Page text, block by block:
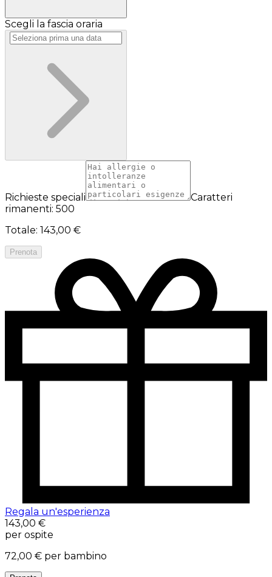
Scegli la fascia oraria
Richieste speciali
Caratteri
rimanenti: 500
Totale: 143,00 €
Prenota
Regala un'esperienza
143,00 €
per ospite
72,00 € per bambino